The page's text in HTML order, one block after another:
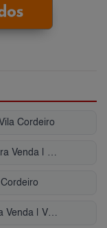
Cordeiro
Apartamento com portaria 24 horas para Venda | Vila Cordeiro
Apartamento com ar condicionado para Venda | Vila Cordeiro